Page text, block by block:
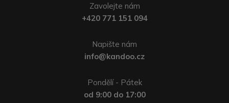
Zavolejte nám
+420 771 151 094
Napište nám
info@kandoo.cz
Pondělí - Pátek
od 9:00 do 17:00